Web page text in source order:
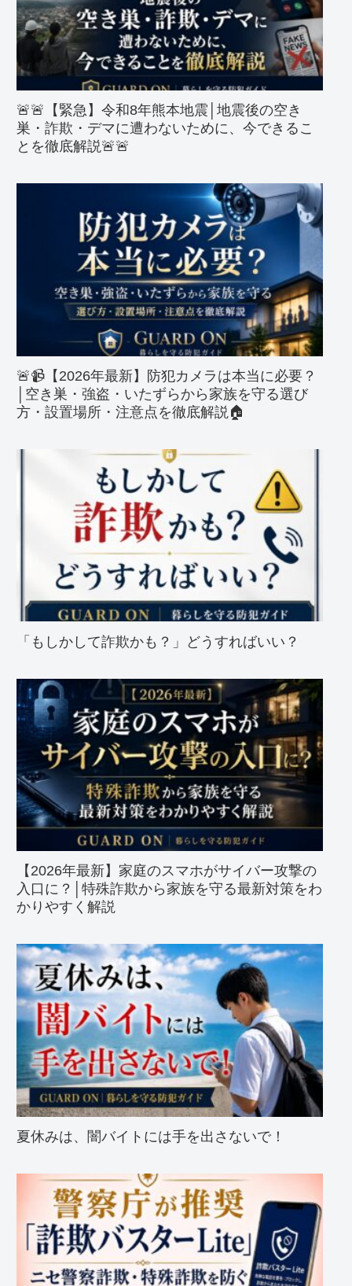
🚨🚨【緊急】令和8年熊本地震│地震後の空き
巣・詐欺・デマに遭わないために、今できるこ
とを徹底解説🚨🚨
🚨📹【2026年最新】防犯カメラは本当に必要？
│空き巣・強盗・いたずらから家族を守る選び
方・設置場所・注意点を徹底解説🏠
「もしかして詐欺かも？」どうすればいい？
【2026年最新】家庭のスマホがサイバー攻撃の
入口に？│特殊詐欺から家族を守る最新対策をわ
かりやすく解説
夏休みは、闇バイトには手を出さないで！